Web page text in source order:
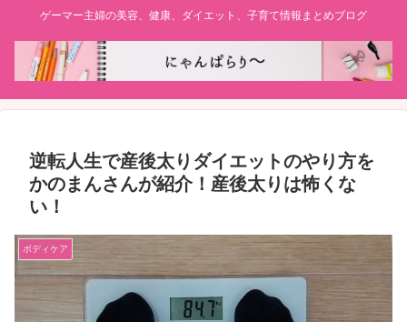
ゲーマー主婦の美容、健康、ダイエット、子育て情報まとめブログ
逆転人生で産後太りダイエットのやり方を
かのまんさんが紹介！産後太りは怖くな
い！
ボディケア